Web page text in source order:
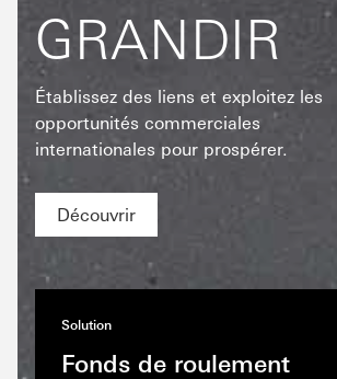
GRANDIR
Établissez des liens et exploitez les
opportunités commerciales
internationales pour prospérer.
Découvrir
Fonds de roulement
Solution